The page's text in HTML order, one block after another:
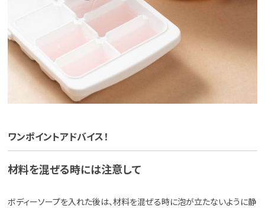
ワンポイントアドバイス！
材料を混ぜる時には注意して
ボディーソープを入れた後は、材料を混ぜる時に泡が立たないように静